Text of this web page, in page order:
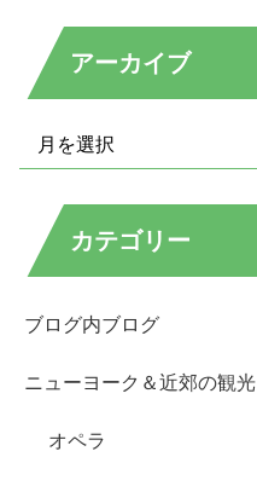
アーカイブ
カテゴリー
ブログ内ブログ
ニューヨーク＆近郊の観光
オペラ